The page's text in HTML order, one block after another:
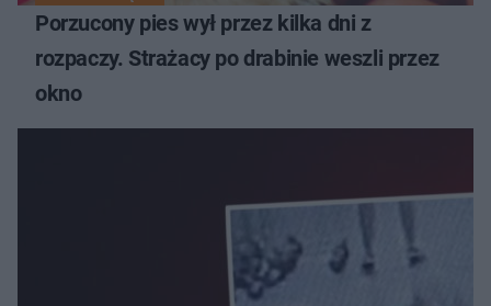
Porzucony pies wył przez kilka dni z
rozpaczy. Strażacy po drabinie weszli przez
okno